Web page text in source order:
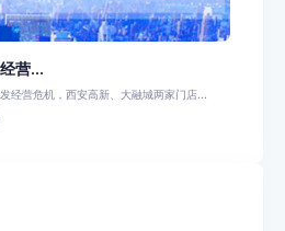
营...
经营危机，西安高新、大融城两家门店...